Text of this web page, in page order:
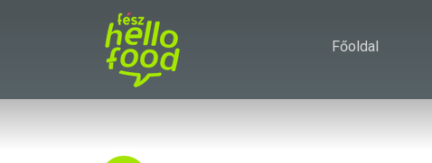
Főoldal